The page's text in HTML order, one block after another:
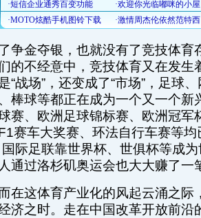
争金夺银，也就没有了竞技体育
的不经意中，竞技体育又在发生
“战场”，还变成了“市场”，足球
棒球等都正在成为一个又一个新
赛、欧洲足球锦标赛、欧洲冠军
赛车大奖赛、环法自行车赛等均
国际足联靠世界杯、世俱杯等成
通过洛杉矶奥运会也大大赚了一
这体育产业化的风起云涌之际
济之时。走在中国改革开放前沿